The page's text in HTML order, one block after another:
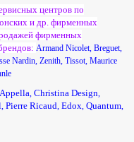
центров по
и др. фирменных
фирменных
Armand Nicolet Breguet
Nardin Zenith Tissot Maurice
Appella Christina Design
Pierre Ricaud Edox Quantum